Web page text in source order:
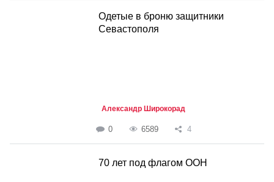
Одетые в броню защитники
Севастополя
Александр Широкорад
0 6589 4
70 лет под флагом ООН